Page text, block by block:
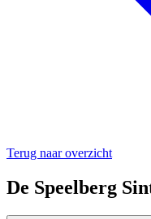
Terug naar overzicht
De Speelberg